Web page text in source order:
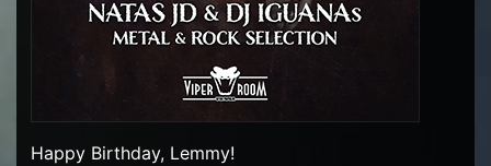
Happy Birthday, Lemmy!